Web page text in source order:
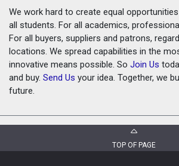
We work hard to create equal
all students. For all academics,
For all buyers, suppliers and patrons,
locations. We spread capabilities in the
innovative means possible. So Join Us
and buy. Send Us your idea. Together, we
future.
TOP OF PAGE